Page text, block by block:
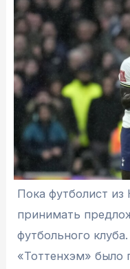
Пока футболист из
принимать
футбольного
«Тоттенхэм» было